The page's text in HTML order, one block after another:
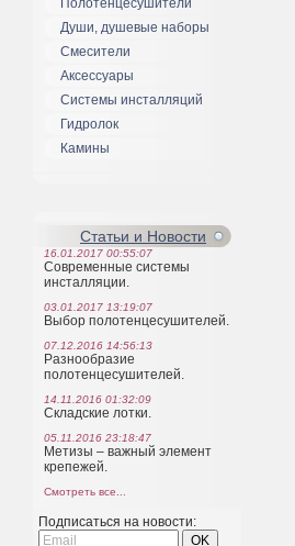
Полотенцесушители
Души, душевые наборы
Смесители
Аксессуары
Системы инсталляций
Гидролок
Камины
Статьи и Новости
16.01.2017 00:55:07
Современные системы
инсталляции.
03.01.2017 13:19:07
Выбор полотенцесушителей.
07.12.2016 14:56:13
Разнообразие
полотенцесушителей.
14.11.2016 01:32:09
Складские лотки.
05.11.2016 23:18:47
Метизы – важный элемент
крепежей.
Смотреть все...
Подписаться на новости: